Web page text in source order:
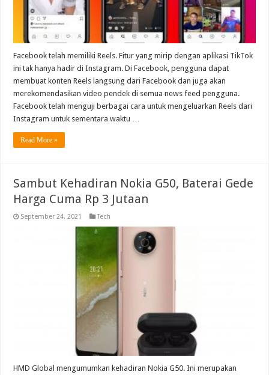
Facebook telah memiliki Reels. Fitur yang mirip dengan aplikasi TikTok
ini tak hanya hadir di Instagram. Di Facebook, pengguna dapat
membuat konten Reels langsung dari Facebook dan juga akan
merekomendasikan video pendek di semua news feed pengguna.
Facebook telah menguji berbagai cara untuk mengeluarkan Reels dari
Instagram untuk sementara waktu …
Read More »
Sambut Kehadiran Nokia G50, Baterai Gede
Harga Cuma Rp 3 Jutaan
September 24, 2021 Tech
HMD Global mengumumkan kehadiran Nokia G50. Ini merupakan